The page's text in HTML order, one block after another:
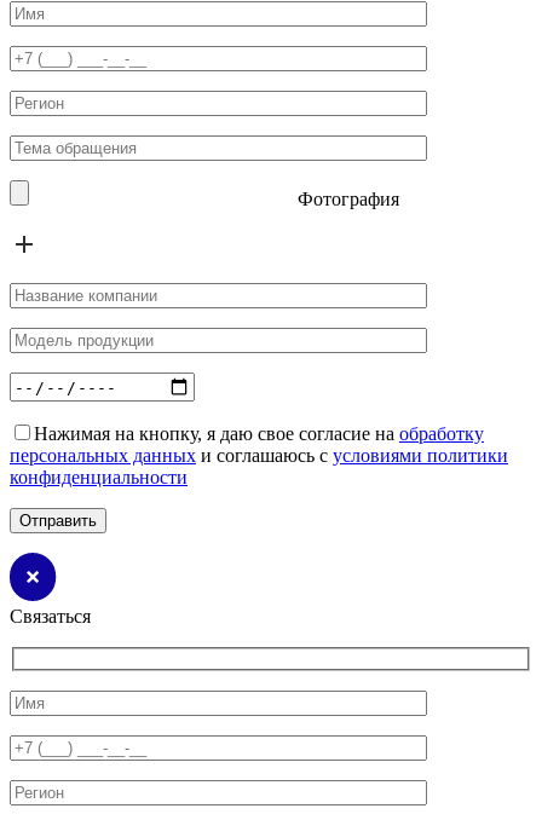
Фотография
Нажимая на кнопку, я даю свое согласие на обработку
персональных данных и соглашаюсь с условиями политики
конфиденциальности
Связаться